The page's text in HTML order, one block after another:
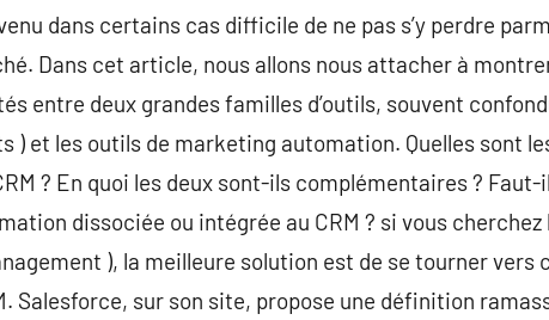
dans certains cas difficile de ne pas s’y perdre
Dans cet article, nous allons nous attacher à
entre deux grandes familles d’outils, souvent
) et les outils de marketing automation. Quelles sont
? En quoi les deux sont-ils complémentaires ?
dissociée ou intégrée au CRM ? si vous
), la meilleure solution est de se tourner vers
Salesforce, sur son site, propose une définition